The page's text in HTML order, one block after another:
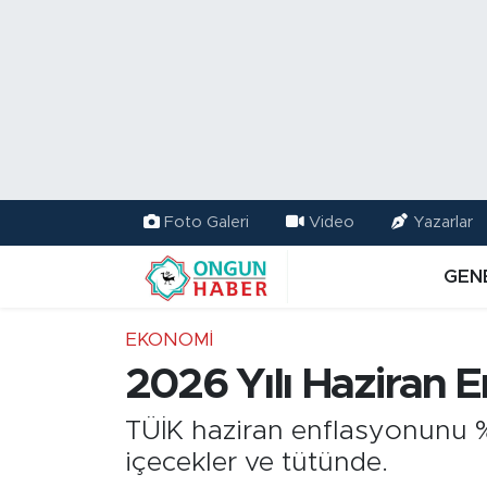
Foto Galeri Video Yazarlar
EKONOMİ
2026 Yılı Haziran
TÜİK haziran enflasyonunu
içecekler ve tütünde.
Trafik Durumu
TFF 2.Lig Kırmızı Grup Puan Durumu ve Fikstür
Son Dakika Haberleri
Haber Arşivi